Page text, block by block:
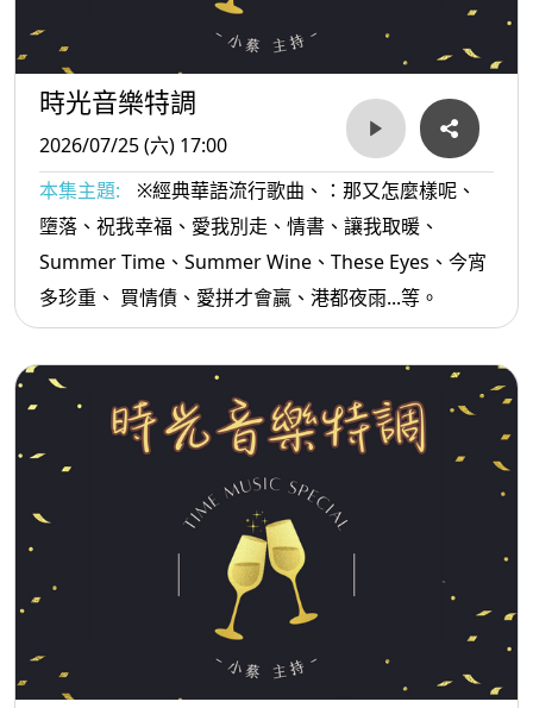
時光音樂特調
2026/07/25 (六) 17:00
本集主題:
※經典華語流行歌曲、：那又怎麼樣呢、
墮落、祝我幸福、愛我別走、情書、讓我取暖、
Summer Time、Summer Wine、These Eyes、今宵
多珍重、 買情債、愛拼才會贏、港都夜雨...等。